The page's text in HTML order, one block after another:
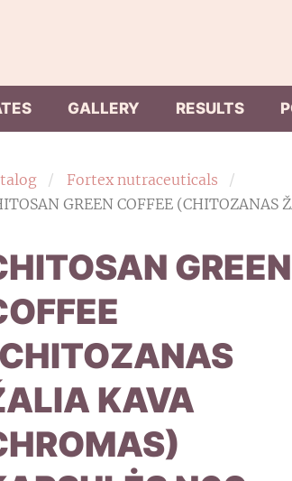
GALLERY RESULTS
Fortex nutraceuticals
GREEN COFFEE (CHITOZANAS
GREEN
KAVA